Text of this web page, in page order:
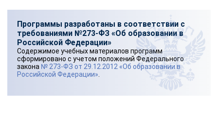
Программы разработаны в соответствии с
требованиями №273-ФЗ «Об образовании в
Российской Федерации»
Содержимое учебных материалов программ
сформировано с учетом положений Федерального
закона № 273-ФЗ от 29.12.2012 «Об образовании в
Российской Федерации»